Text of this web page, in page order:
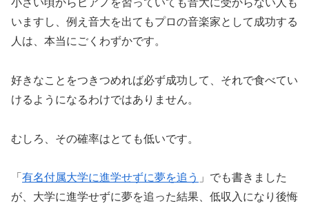
小さい頃からピアノを習っていても音大に受からない人も
いますし、例え音大を出てもプロの音楽家として成功する
人は、本当にごくわずかです。
好きなことをつきつめれば必ず成功して、それで食べてい
けるようになるわけではありません。
むしろ、その確率はとても低いです。
「 有名付属大学に進学せずに夢を追う 」でも書きました
が、大学に進学せずに夢を追った結果、低収入になり後悔